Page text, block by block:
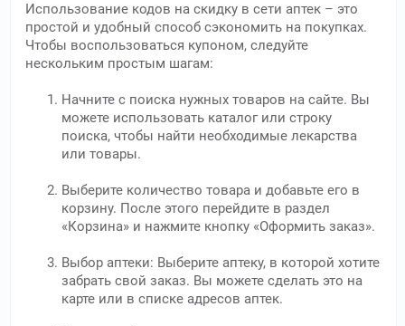
Использование кодов на скидку в сети аптек – это
простой и удобный способ сэкономить на покупках.
Чтобы воспользоваться купоном, следуйте
нескольким простым шагам:
Начните с поиска нужных товаров на сайте. Вы
можете использовать каталог или строку
поиска, чтобы найти необходимые лекарства
или товары.
Выберите количество товара и добавьте его в
корзину. После этого перейдите в раздел
«Корзина» и нажмите кнопку «Оформить заказ».
Выбор аптеки: Выберите аптеку, в которой хотите
забрать свой заказ. Вы можете сделать это на
карте или в списке адресов аптек.